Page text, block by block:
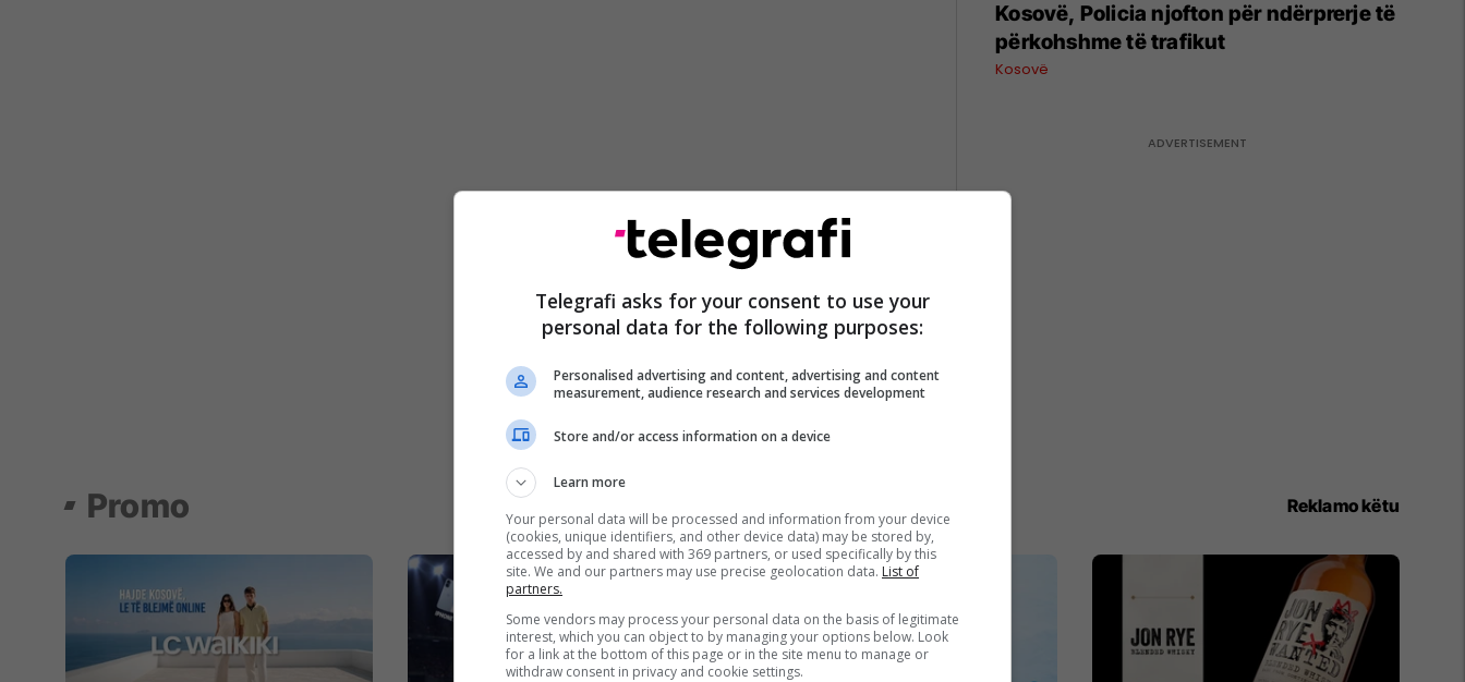
Kosovë, Policia njofton për ndërprerje të
përkohshme të trafikut
Kosovë
Promo Reklamo këtu
Telegrafi asks for your consent to use your
personal data for the following purposes:
Personalised advertising and content, advertising and content
measurement, audience research and services development
Store and/or access information on a device
Learn more
Your personal data will be processed and information from your device
(cookies, unique identifiers, and other device data) may be stored by,
accessed by and shared with 369 partners, or used specifically by this
site. We and our partners may use precise geolocation data. List of
partners.
Some vendors may process your personal data on the basis of legitimate
interest, which you can object to by managing your options below. Look
for a link at the bottom of this page or in the site menu to manage or
withdraw consent in privacy and cookie settings.